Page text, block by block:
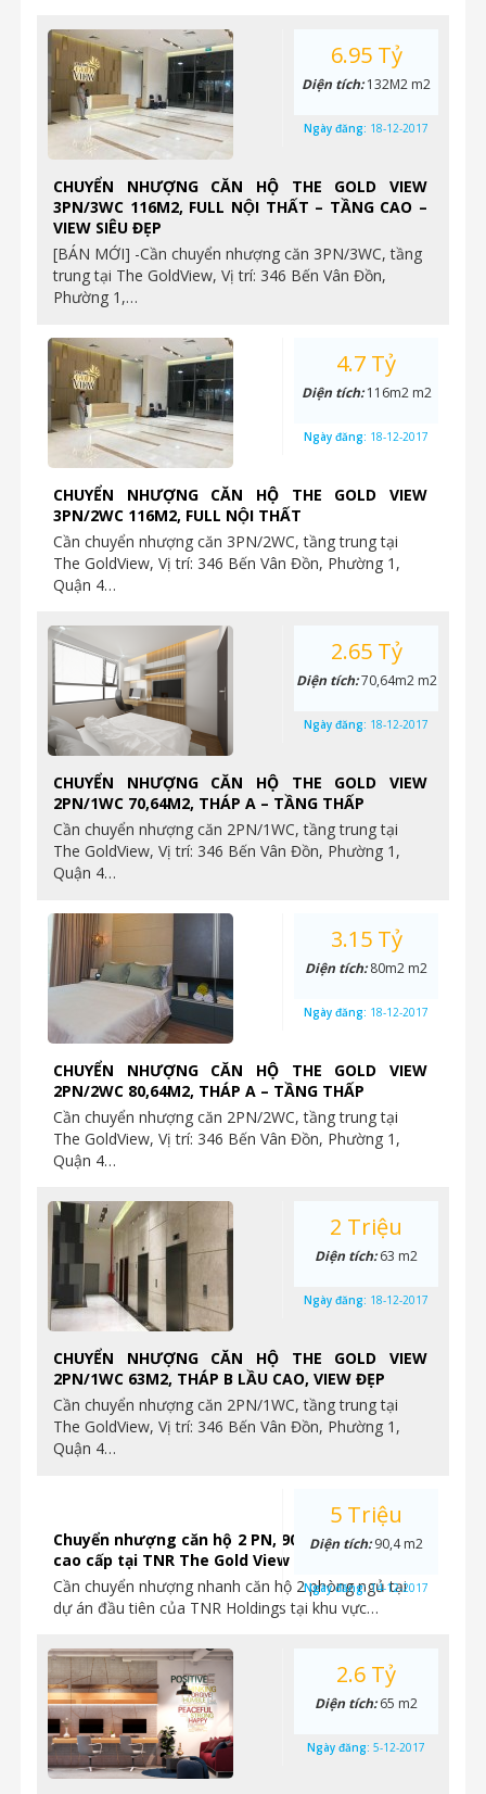
CHUYỂN NHƯỢNG CĂN HỘ THE GOLD VIEW
3PN/3WC 116M2, FULL NỘI THẤT – TẦNG CAO –
VIEW SIÊU ĐẸP
[BÁN MỚI] -Cần chuyển nhượng căn 3PN/3WC, tầng
trung tại The GoldView, Vị trí: 346 Bến Vân Đồn,
Phường 1,…
6.95 Tỷ
Diện tích:132M2 m2
Ngày đăng: 18-12-2017
CHUYỂN NHƯỢNG CĂN HỘ THE GOLD VIEW
3PN/2WC 116M2, FULL NỘI THẤT
Cần chuyển nhượng căn 3PN/2WC, tầng trung tại
The GoldView, Vị trí: 346 Bến Vân Đồn, Phường 1,
Quận 4…
4.7 Tỷ
Diện tích:116m2 m2
Ngày đăng: 18-12-2017
CHUYỂN NHƯỢNG CĂN HỘ THE GOLD VIEW
2PN/1WC 70,64M2, THÁP A – TẦNG THẤP
Cần chuyển nhượng căn 2PN/1WC, tầng trung tại
The GoldView, Vị trí: 346 Bến Vân Đồn, Phường 1,
Quận 4…
2.65 Tỷ
Diện tích:70,64m2 m2
Ngày đăng: 18-12-2017
CHUYỂN NHƯỢNG CĂN HỘ THE GOLD VIEW
2PN/2WC 80,64M2, THÁP A – TẦNG THẤP
Cần chuyển nhượng căn 2PN/2WC, tầng trung tại
The GoldView, Vị trí: 346 Bến Vân Đồn, Phường 1,
Quận 4…
3.15 Tỷ
Diện tích:80m2 m2
Ngày đăng: 18-12-2017
CHUYỂN NHƯỢNG CĂN HỘ THE GOLD VIEW
2PN/1WC 63M2, THÁP B LẦU CAO, VIEW ĐẸP
Cần chuyển nhượng căn 2PN/1WC, tầng trung tại
The GoldView, Vị trí: 346 Bến Vân Đồn, Phường 1,
Quận 4…
2 Triệu
Diện tích:63 m2
Ngày đăng: 18-12-2017
Chuyển nhượng căn hộ 2 PN, 90.4m2, hoàn thiện
cao cấp tại TNR The Gold View
Cần chuyển nhượng nhanh căn hộ 2 phòng ngủ tại
dự án đầu tiên của TNR Holdings tại khu vực…
5 Triệu
Diện tích:90,4 m2
Ngày đăng:14-12-2017
2.6 Tỷ
Diện tích:65 m2
Ngày đăng: 5-12-2017